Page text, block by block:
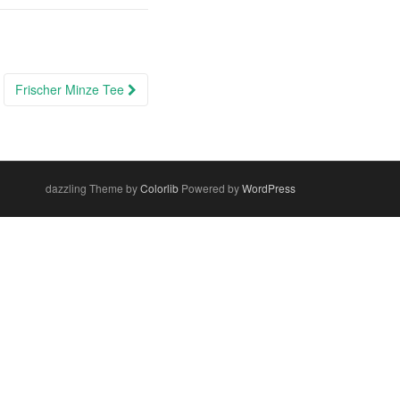
Frischer Minze Tee
dazzling Theme byColorlib Powered byWordPress